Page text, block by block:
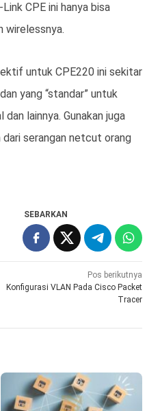
CPE ini hanya bisa
wirelessnya.
untuk CPE220 ini sekitar
yang “standar” untuk
lainnya. Gunakan juga
serangan netcut orang
SEBARKAN
Pos berikutnya
Konfigurasi VLAN Pada Cisco Packet
Tracer